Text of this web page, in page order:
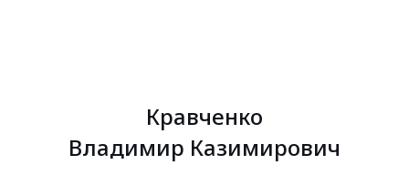
Кравченко
Владимир Казимирович